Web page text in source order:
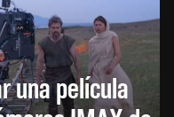
una película